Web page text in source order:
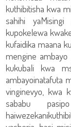
kuthibitisha kwa
sahihi
kupokelewa
kufaidika maana
mengine
kukubali kwa
ambayoinatafuta
vinginevyo, kwa
sababu